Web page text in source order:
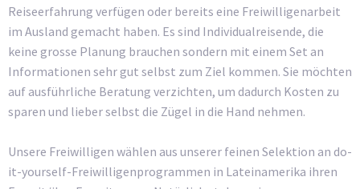
Reiseerfahrung verfügen oder bereits eine Freiwilligenarbeit
im Ausland gemacht haben. Es sind Individualreisende, die
keine grosse Planung brauchen sondern mit einem Set an
Informationen sehr gut selbst zum Ziel kommen. Sie möchten
auf ausführliche Beratung verzichten, um dadurch Kosten zu
sparen und lieber selbst die Zügel in die Hand nehmen.
Unsere Freiwilligen wählen aus unserer feinen Selektion an do-
it-yourself-Freiwilligenprogrammen in Lateinamerika ihren